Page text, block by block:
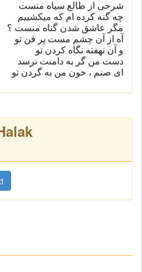
شرحی از طالع سیاه منست
چه گنه کرده ام که میکشییم
مگر عاشق شدن گناه منست ؟
آه از آن چشم مست پر فن تو
و آن نهفته نگاه کردن تو
دست من گر به دامنت نرسد
ای صنم ، خون من به گردن تو